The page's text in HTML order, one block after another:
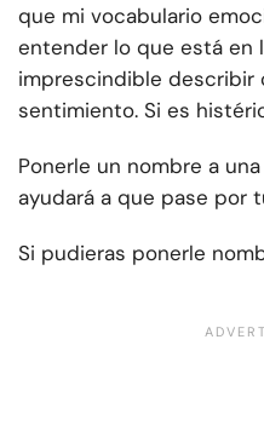
que mi vocabulario
entender lo que está en
imprescindible describir
sentimiento. Si es
Ponerle un nombre a
ayudará a que pase por
Si pudieras ponerle